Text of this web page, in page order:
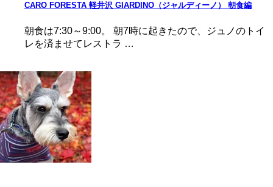
CARO FORESTA 軽井沢 GIARDINO（ジャルディーノ） 朝食編
朝食は7:30～9:00。 朝7時に起きたので、ジュノのトイ
レを済ませてレストラ …